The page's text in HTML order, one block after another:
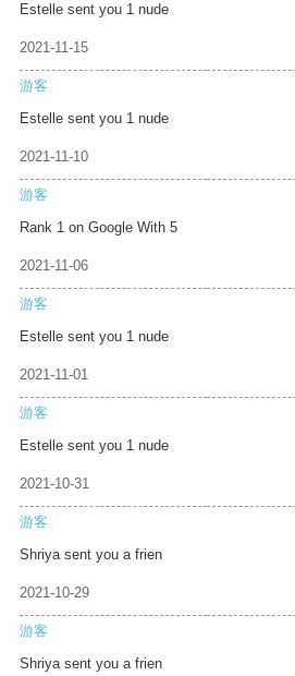
Estelle sent you 1 nude
2021-11-15
游客
Estelle sent you 1 nude
2021-11-10
游客
Rank 1 on Google With 5
2021-11-06
游客
Estelle sent you 1 nude
2021-11-01
游客
Estelle sent you 1 nude
2021-10-31
游客
Shriya sent you a frien
2021-10-29
游客
Shriya sent you a frien